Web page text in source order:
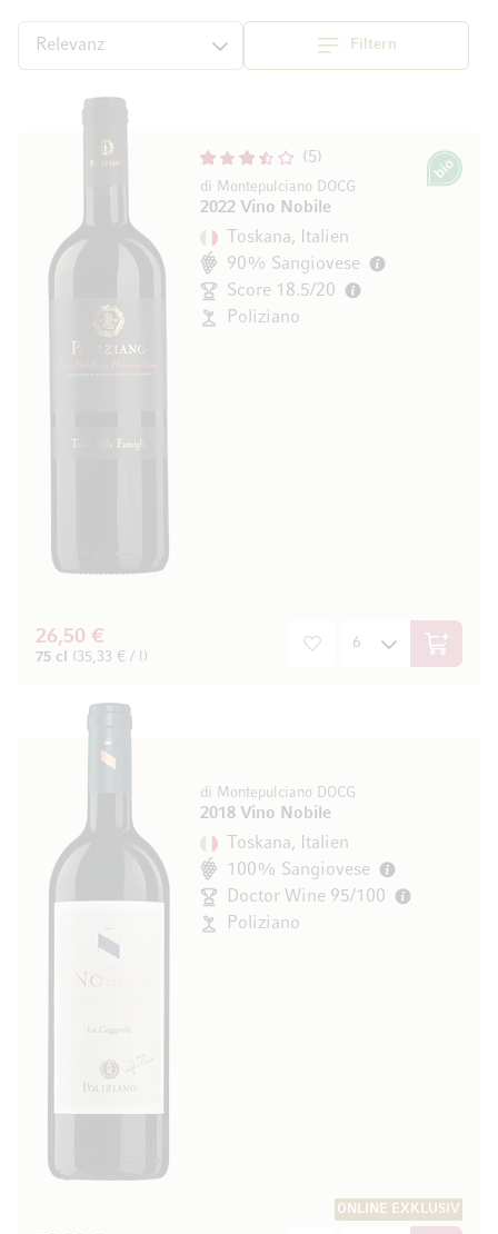
Filtern
Sortieren
5
di Montepulciano DOCG
2022 Vino Nobile
Bio
Toskana, Italien
90% Sangiovese
Score 18.5/20
Poliziano
26,50 €
75 cl (35,33 € / l) In den
di Montepulciano DOCG
2018 Vino Nobile
Toskana, Italien
100% Sangiovese
Doctor Wine 95/100
Poliziano
ONLINE EXKLUSIV